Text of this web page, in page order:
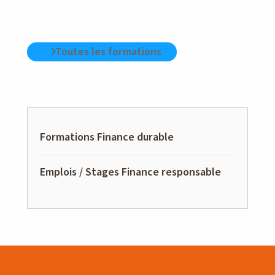
Toutes les formations
Formations Finance durable
Emplois / Stages Finance responsable